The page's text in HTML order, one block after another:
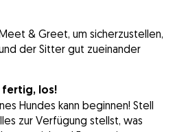
& Greet, um sicherzustellen,
der Sitter gut zueinander
fertig, los!
Hundes kann beginnen! Stell
zur Verfügung stellst, was